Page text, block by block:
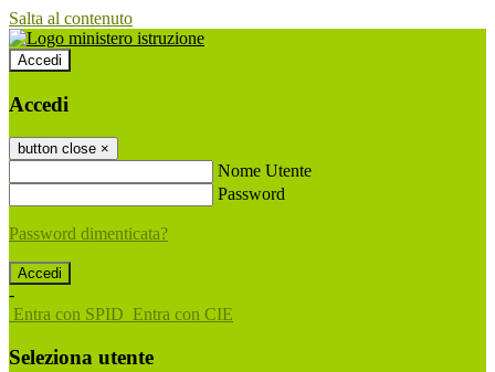
Salta al contenuto
Accedi
Accedi
button close ×
Nome Utente
Password
Password dimenticata?
-
Entra con SPID Entra con CIE
Seleziona utente